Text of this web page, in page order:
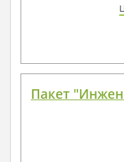
Элементы
3. Инженерный
за дополнительную
Условные
Поэтажная
Пакет